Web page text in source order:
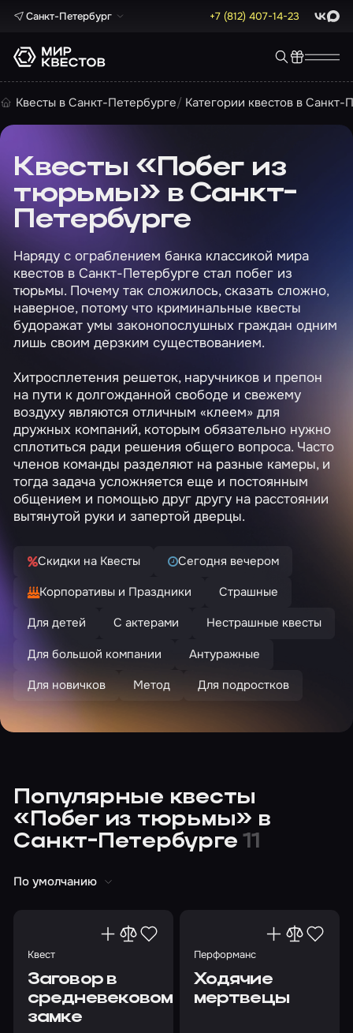
Санкт-Петербург +7 (812) 407-14-23 Max
Квесты в Санкт-Петербурге Категории квестов в Санкт-
Квесты «Побег из
тюрьмы» в Санкт-
Петербурге
Наряду с ограблением банка классикой мира
квестов в Санкт-Петербурге стал побег из
тюрьмы. Почему так сложилось, сказать сложно,
наверное, потому что криминальные квесты
будоражат умы законопослушных граждан одним
лишь своим дерзким существованием.
Хитросплетения решеток, наручников и препон
на пути к долгожданной свободе и свежему
воздуху являются отличным «клеем» для
дружных компаний, которым обязательно нужно
сплотиться ради решения общего вопроса. Часто
членов команды разделяют на разные камеры, и
тогда задача усложняется еще и постоянным
общением и помощью друг другу на расстоянии
вытянутой руки и запертой дверцы.
Скидки на Квесты
Сегодня вечером
Корпоративы и Праздники
Страшные
Для детей
С актерами
Нестрашные квесты
Для большой компании
Антуражные
Для новичков
Метод Для подростков
Популярные квесты
«Побег из тюрьмы» в
Санкт-Петербурге11
По умолчанию
Квест
Заговор в
средневековом
замке
Перформанс
Ходячие
мертвецы